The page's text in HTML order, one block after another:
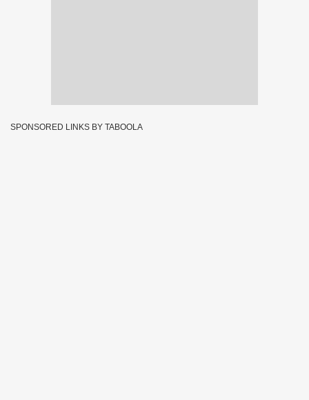
SPONSORED LINKS BY TABOOLA